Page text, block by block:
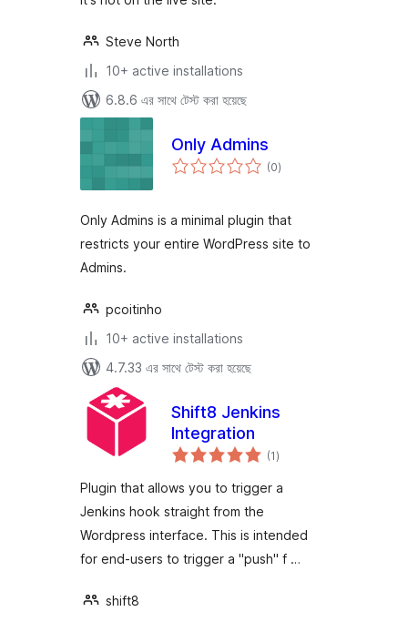
Steve North
10+ active installations
6.8.6 এর সাথে টেস্ট করা হয়েছে
Only Admins
(0total
ratings
)
Only Admins is a minimal plugin that
restricts your entire WordPress site to
Admins.
pcoitinho
10+ active installations
4.7.33 এর সাথে টেস্ট করা হয়েছে
Shift8 Jenkins
Integration
(1total
ratings
)
Plugin that allows you to trigger a
Jenkins hook straight from the
Wordpress interface. This is intended
for end-users to trigger a "push" f …
shift8